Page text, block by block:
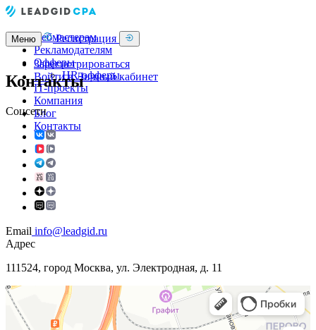
Вебмастерам
Рекламодателям
Офферы
HR-офферы
IT-проекты
Компания
Блог
Контакты
Меню Регистрация
Зарегистрироваться
Войти в Личный кабинет
Контакты
Соцсети
Email info@leadgid.ru
Адрес
111524, город Москва, ул. Электродная, д. 11